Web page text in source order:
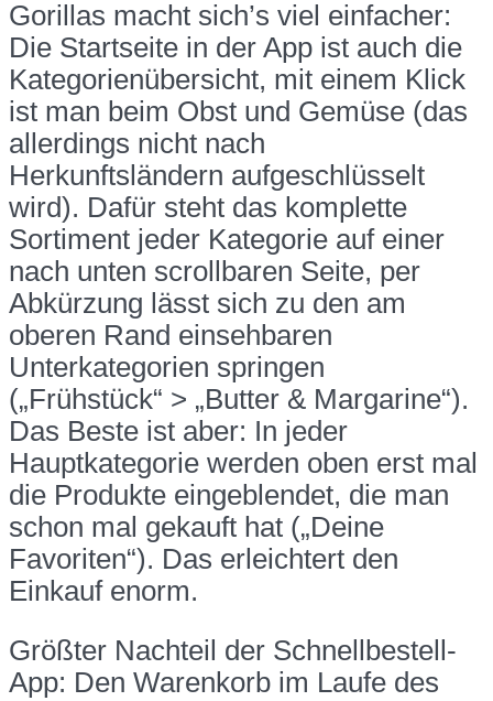
Gorillas macht sich’s viel einfacher:
Die Startseite in der App ist auch die
Kategorienübersicht, mit einem Klick
ist man beim Obst und Gemüse (das
allerdings nicht nach
Herkunftsländern aufgeschlüsselt
wird). Dafür steht das komplette
Sortiment jeder Kategorie auf einer
nach unten scrollbaren Seite, per
Abkürzung lässt sich zu den am
oberen Rand einsehbaren
Unterkategorien springen
(„Frühstück“ > „Butter & Margarine“).
Das Beste ist aber: In jeder
Hauptkategorie werden oben erst mal
die Produkte eingeblendet, die man
schon mal gekauft hat („Deine
Favoriten“). Das erleichtert den
Einkauf enorm.
Größter Nachteil der Schnellbestell-
App: Den Warenkorb im Laufe des